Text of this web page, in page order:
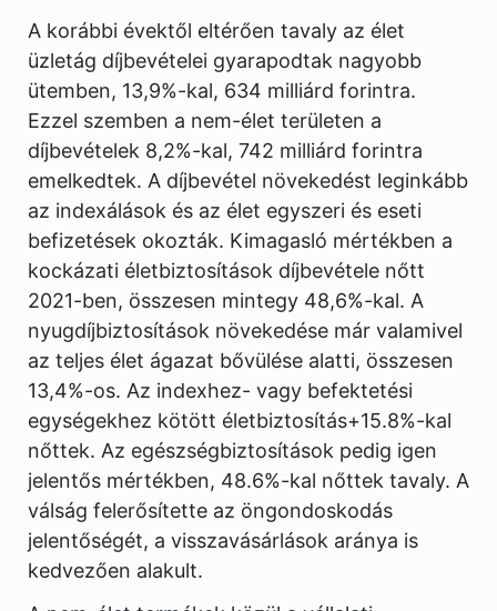
A korábbi évektől eltérően tavaly az élet
üzletág díjbevételei gyarapodtak nagyobb
ütemben, 13,9%-kal, 634 milliárd forintra.
Ezzel szemben a nem-élet területen a
díjbevételek 8,2%-kal, 742 milliárd forintra
emelkedtek. A díjbevétel növekedést leginkább
az indexálások és az élet egyszeri és eseti
befizetések okozták. Kimagasló mértékben a
kockázati életbiztosítások díjbevétele nőtt
2021-ben, összesen mintegy 48,6%-kal. A
nyugdíjbiztosítások növekedése már valamivel
az teljes élet ágazat bővülése alatti, összesen
13,4%-os. Az indexhez- vagy befektetési
egységekhez kötött életbiztosítás+15.8%-kal
nőttek. Az egészségbiztosítások pedig igen
jelentős mértékben, 48.6%-kal nőttek tavaly. A
válság felerősítette az öngondoskodás
jelentőségét, a visszavásárlások aránya is
kedvezően alakult.